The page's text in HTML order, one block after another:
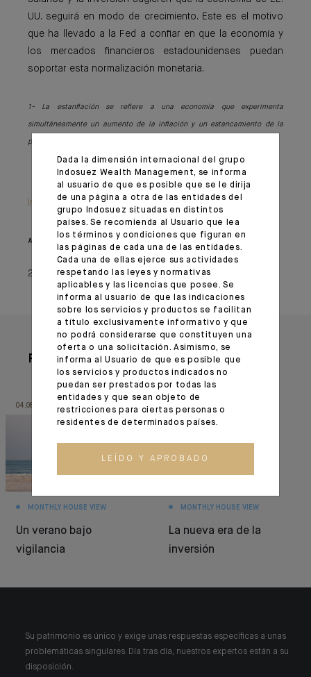
UU. seguirá en modo de crecimiento. Este es el motivo
que ha llevado a la Fed a confiar en que la economía y
los mercados financieros estadounidenses puedan
soportar esta normalización monetaria.
1- La estanflación se refiere a una economía que experimenta
simultáneamente un aumento de la inflación y un estancamiento de la
producción económica.
Important information
Monthly House View, 22/03/2022 - Extracto del Editorial
25 marzo 2022
Para leer también
04.08.26
MONTHLY HOUSE VIEW
Un verano bajo
vigilancia
MONTHLY HOUSE VIEW
La nueva era de la
inversión
Su patrimonio es único y exige unas respuestas específicas a unas
problemáticas singulares. Día tras día, nuestros expertos están a su
disposición.
Dada la dimensión internacional del grupo
Indosuez Wealth Management, se informa
al usuario de que es posible que se le dirija
de una página a otra de las entidades del
grupo Indosuez situadas en distintos
países. Se recomienda al Usuario que lea
los términos y condiciones que figuran en
las páginas de cada una de las entidades.
Cada una de ellas ejerce sus actividades
respetando las leyes y normativas
aplicables y las licencias que posee. Se
informa al usuario de que las indicaciones
sobre los servicios y productos se facilitan
a título exclusivamente informativo y que
no podrá considerarse que constituyen una
oferta o una solicitación. Asimismo, se
informa al Usuario de que es posible que
los servicios y productos indicados no
puedan ser prestados por todas las
entidades y que sean objeto de
restricciones para ciertas personas o
residentes de determinados países.
LEÍDO Y APROBADO